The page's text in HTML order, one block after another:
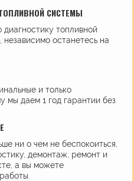
СИСТЕМЫ
топливной
останетесь на
и только
мы даем 1 год гарантии без
ни о чем не беспокоиться,
демонтаж, ремонт и
а вы можете